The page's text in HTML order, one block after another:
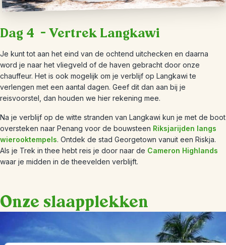
Dag 4 – Vertrek Langkawi
Je kunt tot aan het eind van de ochtend uitchecken en daarna
word je naar het vliegveld of de haven gebracht door onze
chauffeur. Het is ook mogelijk om je verblijf op Langkawi te
verlengen met een aantal dagen. Geef dit dan aan bij je
reisvoorstel, dan houden we hier rekening mee.
Na je verblijf op de witte stranden van Langkawi kun je met de boot
oversteken naar Penang voor de bouwsteen Riksjarijden langs
wierooktempels. Ontdek de stad Georgetown vanuit een Riskja.
Als je Trek in thee hebt reis je door naar de Cameron Highlands
waar je midden in de theevelden verblijft.
Onze slaapplekken